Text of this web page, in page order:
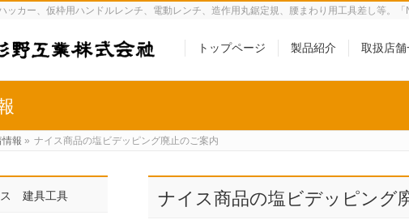
ッカー、仮枠用ハンドルレンチ、電動レンチ、造作用丸鋸定規、腰まわり用工具差し等。
トップページ 製品紹介 取扱店舗
情報 » ナイス商品の塩ビデッピング廃止のご案内
ナイス商品の塩ビデッピング
ス 建具工具